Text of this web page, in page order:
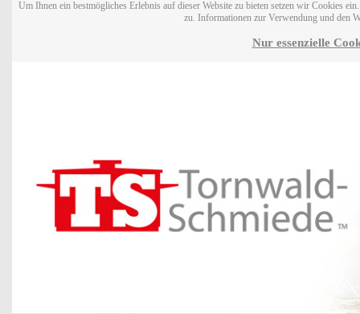
Um Ihnen ein bestmögliches Erlebnis auf dieser Website zu bieten setzen wir Cookies
zu. Informationen zur Verwendung und den
Nur essenzielle